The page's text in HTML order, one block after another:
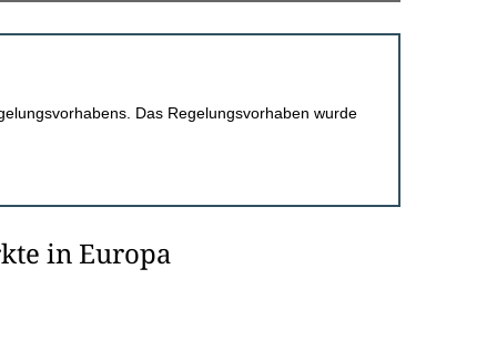
Das Regelungsvorhaben wurde
in Europa